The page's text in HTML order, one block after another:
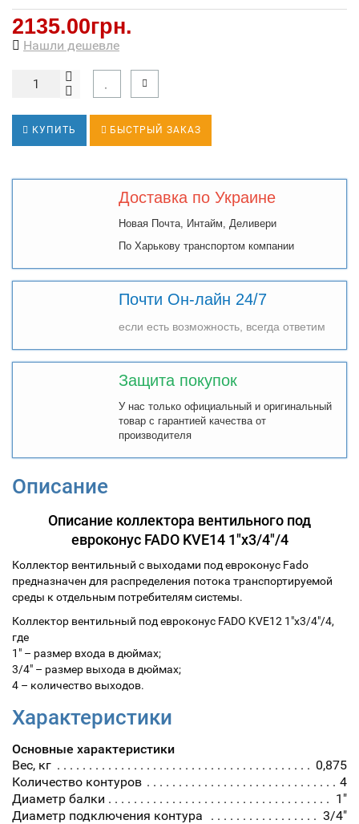
2135.00грн.
Нашли дешевле
КУПИТЬ БЫСТРЫЙ ЗАКАЗ
Доставка по Украине
Новая Почта, Интайм, Деливери
По Харькову транспортом компании
Почти Он-лайн 24/7
если есть возможность, всегда ответим
Защита покупок
У нас только официальный и оригинальный
товар с гарантией качества от
производителя
Описание
Описание коллектора вентильного под
евроконус FADO KVE14 1"x3/4"/4
Коллектор вентильный с выходами под евроконус Fado
предназначен для распределения потока транспортируемой
среды к отдельным потребителям системы.
Коллектор вентильный под евроконус FADO KVE12 1"x3/4"/4,
где
1" – размер входа в дюймах;
3/4" – размер выхода в дюймах;
4 – количество выходов.
Характеристики
Основные характеристики
Вес, кг
0,875
Количество контуров
4
Диаметр балки
1"
Диаметр подключения контура
3/4"